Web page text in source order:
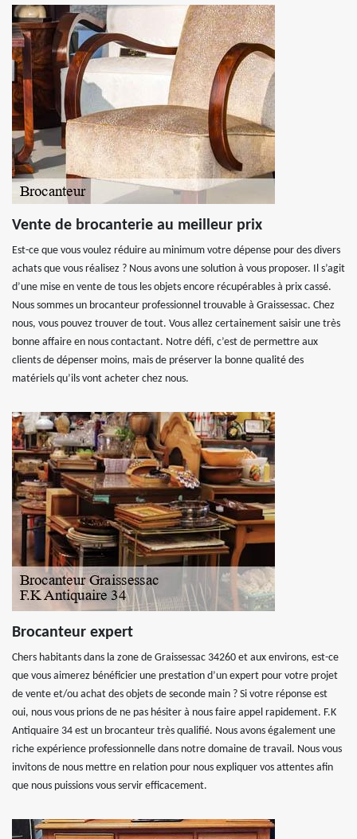
Vente de brocanterie au meilleur prix
Est-ce que vous voulez réduire au minimum votre dépense pour des divers
achats que vous réalisez ? Nous avons une solution à vous proposer. Il s’agit
d’une mise en vente de tous les objets encore récupérables à prix cassé.
Nous sommes un brocanteur professionnel trouvable à Graissessac. Chez
nous, vous pouvez trouver de tout. Vous allez certainement saisir une très
bonne affaire en nous contactant. Notre défi, c’est de permettre aux
clients de dépenser moins, mais de préserver la bonne qualité des
matériels qu’ils vont acheter chez nous.
Brocanteur expert
Chers habitants dans la zone de Graissessac 34260 et aux environs, est-ce
que vous aimerez bénéficier une prestation d’un expert pour votre projet
de vente et/ou achat des objets de seconde main ? Si votre réponse est
oui, nous vous prions de ne pas hésiter à nous faire appel rapidement. F.K
Antiquaire 34 est un brocanteur très qualifié. Nous avons également une
riche expérience professionnelle dans notre domaine de travail. Nous vous
invitons de nous mettre en relation pour nous expliquer vos attentes afin
que nous puissions vous servir efficacement.